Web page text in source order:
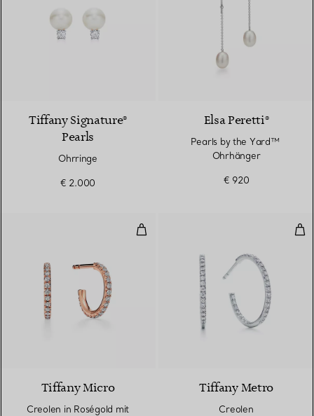
Tiffany Signature®
Pearls
Ohrringe
€ 2.000
Elsa Peretti®
Pearls by the Yard™ ​​
Ohrhänger
€ 920
Creolen in Roségold mit
Tiffany Micro
Creolen in Roségold mit
Tiffany Metro
Creolen